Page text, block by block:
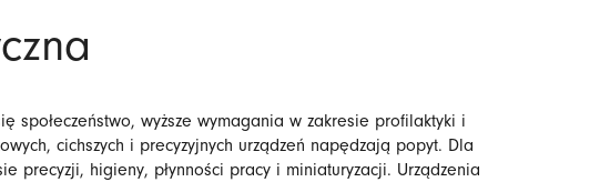
społeczeństwo, wyższe wymagania w zakresie profilaktyki i
cichszych i precyzyjnych urządzeń napędzają popyt. Dla
precyzji, higieny, płynności pracy i miniaturyzacji. Urządzenia